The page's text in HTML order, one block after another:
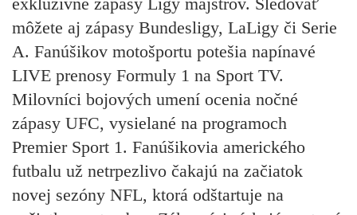
môžete aj zápasy Bundesligy, LaLigy či Serie
A. Fanúšikov motošportu potešia napínavé
LIVE prenosy Formuly 1 na Sport TV.
Milovníci bojových umení ocenia nočné
zápasy UFC, vysielané na programoch
Premier Sport 1. Fanúšikovia amerického
futbalu už netrpezlivo čakajú na začiatok
novej sezóny NFL, ktorá odštartuje na